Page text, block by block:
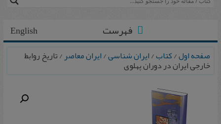
English فهرست
صفحه اول/کتاب/ایران شناسی/ایران معاصر/ تاریخ‌ روابط
خارجی‌ ایران‌ در دوران‌ پهلوی‌